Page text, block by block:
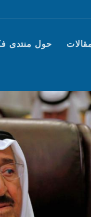
(Fikra Forum)
حول منتدى